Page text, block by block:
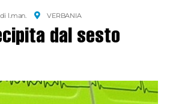
di l.man. VERBANIA
dal sesto